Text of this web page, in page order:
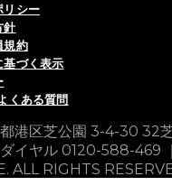
リシー
針
規約
基づく表示
くある質問
都港区芝公園 3-4-30
イヤル 0120-588-469
ALL RIGHTS